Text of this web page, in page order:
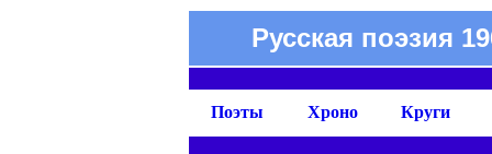
Русская поэзия
Поэты Хроно Круги